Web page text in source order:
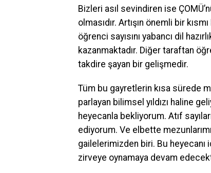
Bizleri asıl sevindiren ise
olmasıdır. Artışın önemli bir
öğrenci sayısını yabancı dil
kazanmaktadır. Diğer taraftan
takdire şayan bir gelişmedir.
Tüm bu gayretlerin kısa sürede
parlayan bilimsel yıldızı haline
heyecanla bekliyorum. Atıf
ediyorum. Ve elbette
gailelerimizden biri. Bu
zirveye oynamaya devam